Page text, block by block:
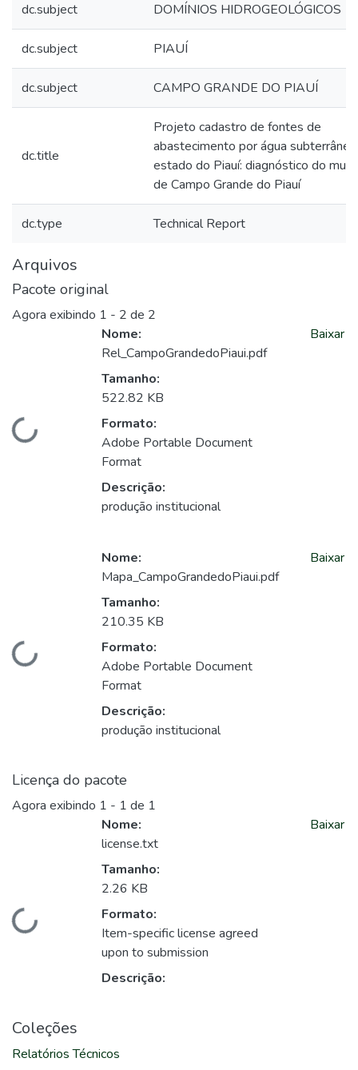
dc.subject DOMÍNIOS HIDROGEOLÓGICOS
dc.subject PIAUÍ
dc.subject CAMPO GRANDE DO PIAUÍ
dc.title
Projeto cadastro de fontes de
abastecimento por água subterrânea:
estado do Piauí: diagnóstico do
de Campo Grande do Piauí
dc.type Technical Report
Arquivos
Pacote original
Agora exibindo 1 - 2 de 2
Carregando...
Nome:
Rel_CampoGrandedoPiaui.pdf
Tamanho:
522.82 KB
Formato:
Adobe Portable Document
Format
Descrição:
produção institucional
Baixar
Carregando...
Nome:
Mapa_CampoGrandedoPiaui.pdf
Tamanho:
210.35 KB
Formato:
Adobe Portable Document
Format
Descrição:
produção institucional
Baixar
Licença do pacote
Agora exibindo 1 - 1 de 1
Carregando...
Nome:
license.txt
Tamanho:
2.26 KB
Formato:
Item-specific license agreed
upon to submission
Descrição:
Baixar
Coleções
Relatórios Técnicos